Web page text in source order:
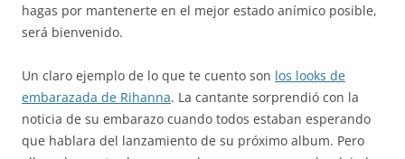
hagas por mantenerte en el mejor estado anímico posible,
será bienvenido.
Un claro ejemplo de lo que te cuento son los looks de
embarazada de Rihanna. La cantante sorprendió con la
noticia de su embarazo cuando todos estaban esperando
que hablara del lanzamiento de su próximo album. Pero